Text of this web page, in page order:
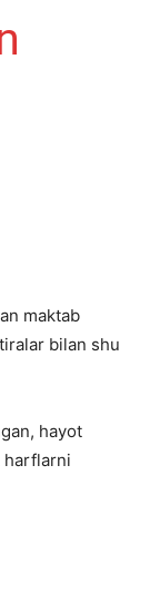
maktab
bilan shu
hayot
harflarni